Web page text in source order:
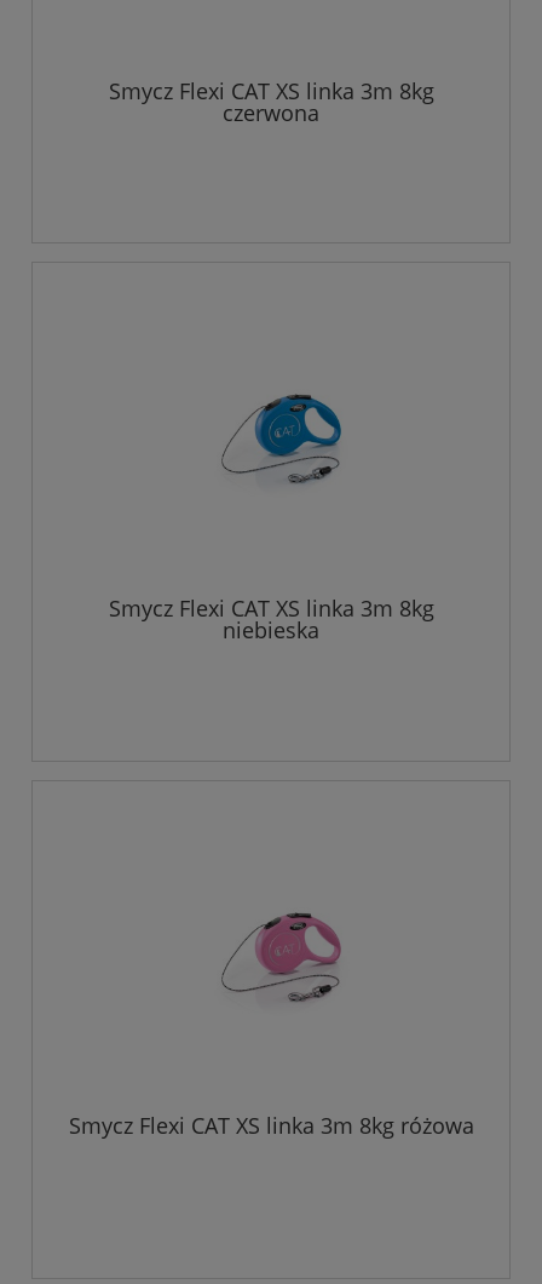
Smycz Flexi CAT XS linka 3m 8kg
czerwona
Smycz Flexi CAT XS linka 3m 8kg
niebieska
Smycz Flexi CAT XS linka 3m 8kg różowa